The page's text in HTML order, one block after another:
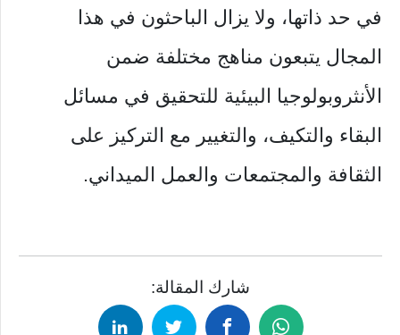
في حد ذاتها، ولا يزال الباحثون في هذا
المجال يتبعون مناهج مختلفة ضمن
الأنثروبولوجيا البيئية للتحقيق في مسائل
البقاء والتكيف، والتغيير مع التركيز على
الثقافة والمجتمعات والعمل الميداني.
شارك المقالة: